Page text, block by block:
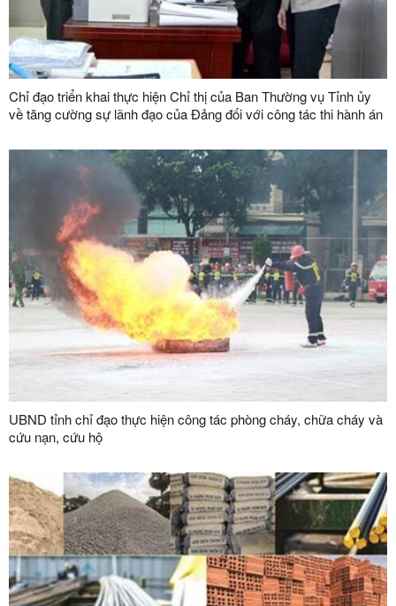
Chỉ đạo triển khai thực hiện Chỉ thị của Ban Thường vụ Tỉnh ủy
về tăng cường sự lãnh đạo của Đảng đối với công tác thi hành án
UBND tỉnh chỉ đạo thực hiện công tác phòng cháy, chữa cháy và
cứu nạn, cứu hộ